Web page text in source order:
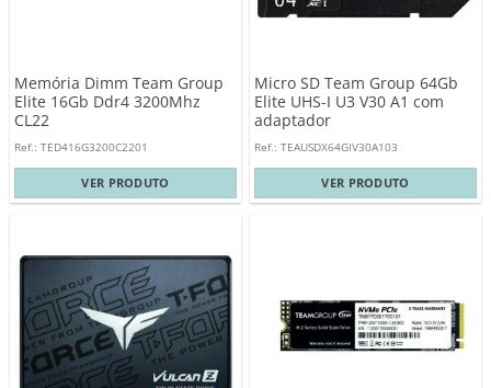
Memória Dimm Team Group
Elite 16Gb Ddr4 3200Mhz
CL22
Ref.: TED416G3200C2201
VER PRODUTO
Micro SD Team Group 64Gb
Elite UHS-I U3 V30 A1 com
adaptador
Ref.: TEAUSDX64GIV30A103
VER PRODUTO